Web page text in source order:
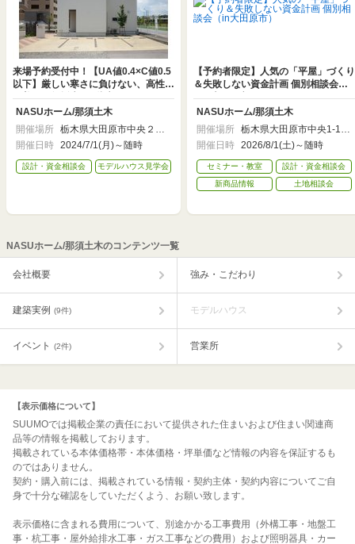
来場予約受付中！【UA値0.4×C値0.5
以下】厳しい寒さに負けない、高性能
で美しい無垢床の2階建てモデルハウ
ス
NASUホーム/那須土木
開催場所 栃木県大田原市中央２丁
目７－１８
開催日時 2024/7/1(月)～随時
設計・資金相談会 モデルハウス見学会
【予約者限定】人気の「平屋」づくり
＆失敗しない資金計画 個別相談会
（in大田原市）
NASUホーム/那須土木
開催場所 栃木県大田原市中央1-13-
10
開催日時 2026/8/1(土)～随時
セミナー・教室
設計・資金相談会
新商品情報
土地相談会
NASUホーム/那須土木のコンテンツ一覧
会社概要 強み・こだわり
建築実例 (9件) モデルハウス
イベント (2件) 営業所
【表示価格について】
SUUMOでは掲載企業の責任において提供された住まいおよび住まい関連商
品等の情報を掲載しております。
掲載されている本体価格帯・本体価格・坪単価など情報の内容を保証するも
のではありません。
契約・購入前には、掲載されている情報・契約主体・契約内容についてご自
身で十分な確認をしていただくよう、お願い致します。
表示価格に含まれる費用について、別途かかる工事費用（外構工事・地盤工
事・杭工事・屋外給排水工事・ガス工事などの費用）および照明器具・カー